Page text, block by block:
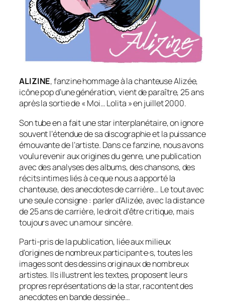
ALIZINE, fanzine hommage à la chanteuse Alizée,
icône pop d’une génération, vient de paraître, 25 ans
après la sortie de « Moi… Lolita » en juillet 2000.
Son tube en a fait une star interplanétaire, on ignore
souvent l’étendue de sa discographie et la puissance
émouvante de l’artiste. Dans ce fanzine, nous avons
voulu revenir aux origines du genre, une publication
avec des analyses des albums, des chansons, des
récits intimes liés à ce que nous a apporté la
chanteuse, des anecdotes de carrière… Le tout avec
une seule consigne : parler d’Alizée, avec la distance
de 25 ans de carrière, le droit d’être critique, mais
toujours avec un amour sincère.
Parti-pris de la publication, liée aux milieux
d’origines de nombreux participant·e·s, toutes les
images sont des dessins originaux de nombreux
artistes. Ils illustrent les textes, proposent leurs
propres représentations de la star, racontent des
anecdotes en bande dessinée…